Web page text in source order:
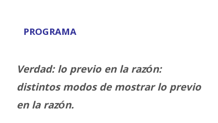
PROGRAMA
Verdad: lo previo en la razón:
distintos modos de mostrar lo previo
en la razón.